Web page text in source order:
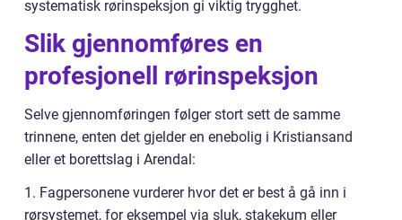
systematisk rørinspeksjon gi viktig trygghet.
Slik gjennomføres en
profesjonell rørinspeksjon
Selve gjennomføringen følger stort sett de samme
trinnene, enten det gjelder en enebolig i Kristiansand
eller et borettslag i Arendal:
1. Fagpersonene vurderer hvor det er best å gå inn i
rørsystemet, for eksempel via sluk, stakekum eller